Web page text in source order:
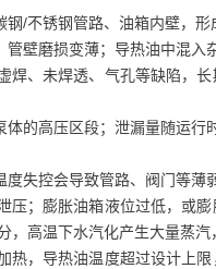
/不锈钢管路、油箱内壁，形
壁磨损变薄；导热油中混入
、未焊透、气孔等缺陷，
的高压区段；泄漏量随运行
失控会导致管路、阀门等薄
；膨胀油箱液位过低，或
高温下水汽化产生大量蒸汽
，导热油温度超过设计上